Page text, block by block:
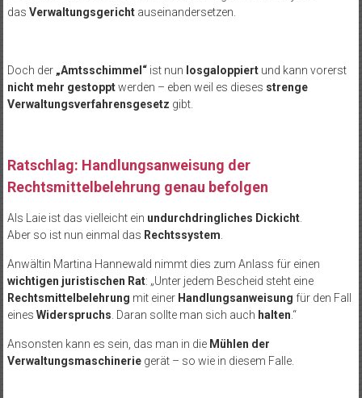
das Verwaltungsgerichtauseinandersetzen.
Doch der „Amtsschimmel“ist nun losgaloppiertund kann vorerst
nicht mehr gestopptwerden – eben weil es dieses strenge
Verwaltungsverfahrensgesetz gibt.
Ratschlag: Handlungsanweisung der
Rechtsmittelbelehrung genau befolgen
Als Laie ist das vielleicht ein undurchdringliches Dickicht.
Aber so ist nun einmal das Rechtssystem
Anwältin Martina Hannewald nimmt dies zum Anlass für einen
wichtigen juristischen Rat: „Unter jedem Bescheid steht eine
Rechtsmittelbelehrung mit einer Handlungsanweisung für den Fall
eines Widerspruchs . Daran sollte man sich auch halten .“
Ansonsten kann es sein, das man in die Mühlen der
Verwaltungsmaschineriegerät – so wie in diesem Falle.